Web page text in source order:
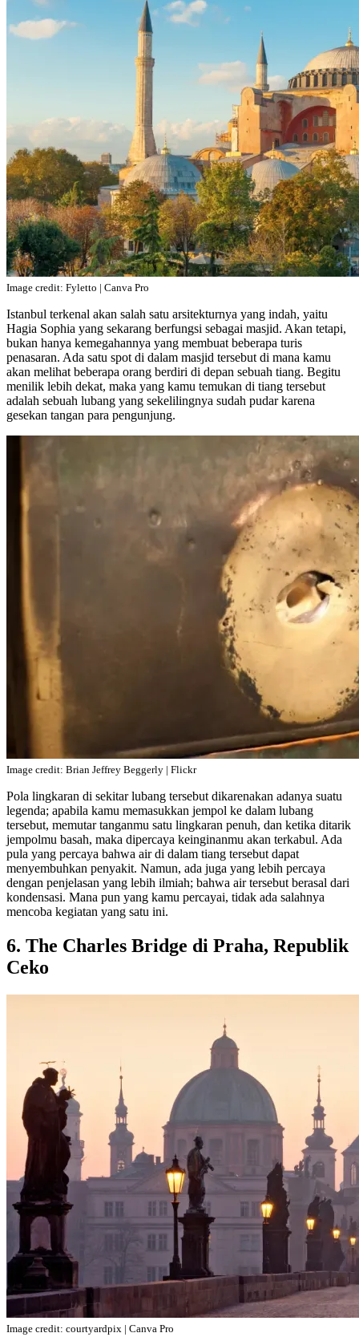
Image credit: Fyletto | Canva Pro
Istanbul terkenal akan salah satu arsitekturnya yang indah, yaitu
Hagia Sophia yang sekarang berfungsi sebagai masjid. Akan tetapi,
bukan hanya kemegahannya yang membuat beberapa turis
penasaran. Ada satu spot di dalam masjid tersebut di mana kamu
akan melihat beberapa orang berdiri di depan sebuah tiang. Begitu
menilik lebih dekat, maka yang kamu temukan di tiang tersebut
adalah sebuah lubang yang sekelilingnya sudah pudar karena
gesekan tangan para pengunjung.
Image credit: Brian Jeffrey Beggerly | Flickr
Pola lingkaran di sekitar lubang tersebut dikarenakan adanya suatu
legenda; apabila kamu memasukkan jempol ke dalam lubang
tersebut, memutar tanganmu satu lingkaran penuh, dan ketika ditarik
jempolmu basah, maka dipercaya keinginanmu akan terkabul. Ada
pula yang percaya bahwa air di dalam tiang tersebut dapat
menyembuhkan penyakit. Namun, ada juga yang lebih percaya
dengan penjelasan yang lebih ilmiah; bahwa air tersebut berasal dari
kondensasi. Mana pun yang kamu percayai, tidak ada salahnya
mencoba kegiatan yang satu ini.
6. The Charles Bridge di Praha, Republik
Ceko
Image credit: courtyardpix | Canva Pro